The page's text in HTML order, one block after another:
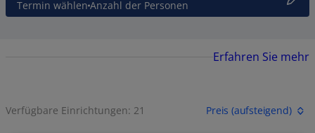
Termin wählen Anzahl der Personen
Erfahren Sie mehr
Verfügbare Einrichtungen: 21 Preis (aufsteigend)